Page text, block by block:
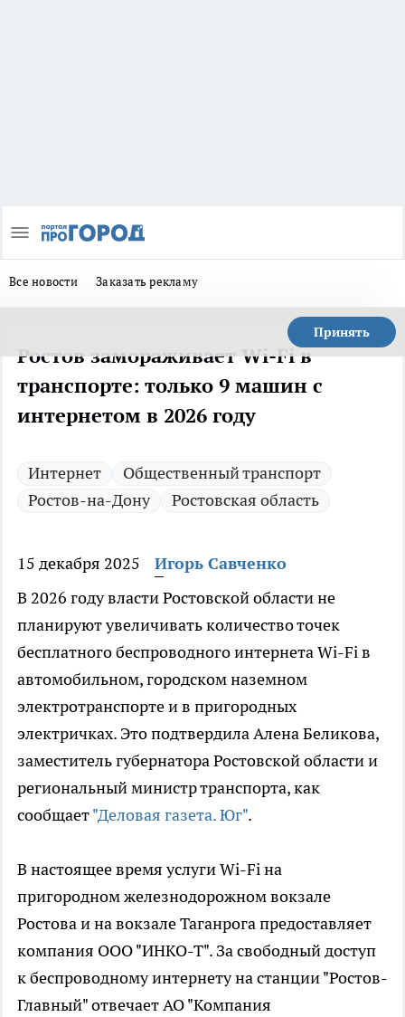
Все новости Заказать рекламу
Принять
Ростов замораживает Wi-Fi в
транспорте: только 9 машин с
интернетом в 2026 году
Интернет
Общественный транспорт
Ростов-на-Дону
Ростовская область
15 декабря 2025
Игорь Савченко
В 2026 году власти Ростовской области не
планируют увеличивать количество точек
бесплатного беспроводного интернета Wi-Fi в
автомобильном, городском наземном
электротранспорте и в пригородных
электричках. Это подтвердила Алена Беликова,
заместитель губернатора Ростовской области и
региональный министр транспорта, как
сообщает"Деловая газета. Юг".
В настоящее время услуги Wi-Fi на
пригородном железнодорожном вокзале
Ростова и на вокзале Таганрога предоставляет
компания ООО "ИНКО-Т". За свободный доступ
к беспроводному интернету на станции "Ростов-
Главный" отвечает АО "Компания